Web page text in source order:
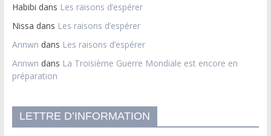
Habibi dans Les raisons d’espérer
Nissa dans Les raisons d’espérer
Annwn dans Les raisons d’espérer
Annwn dans La Troisième Guerre Mondiale est encore en
préparation
LETTRE D’INFORMATION